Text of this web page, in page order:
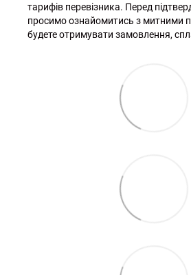
тарифів перевізника. Перед
просимо ознайомитись з митними
будете отримувати замовлення,